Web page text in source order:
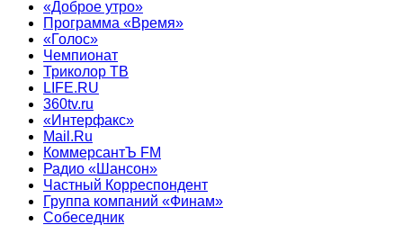
«Доброе утро»
Программа «Время»
«Голос»
Чемпионат
Триколор ТВ
LIFE.RU
360tv.ru
«Интерфакс»
Mail.Ru
КоммерсантЪ FM
Радио «Шансон»
Частный Корреспондент
Группа компаний «Финам»
Собеседник